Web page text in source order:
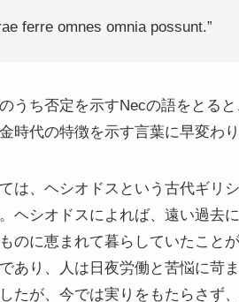
ferre omnes omnia possunt.”
うち否定を示すNecの語をとる
時代の特徴を示す言葉に早変わり
は、ヘシオドスという古代ギリ
ヘシオドスによれば、遠い過去
のに恵まれて暮らしていたこと
あり、人は日夜労働と苦悩に苛
たが、今では実りをもたらさず